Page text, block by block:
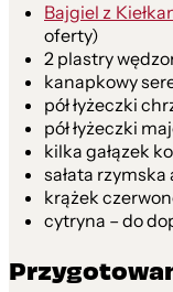
Bajgiel z
oferty)
2 plastry
kanapkowy
pół łyżeczki
pół łyżeczki
kilka gałązek
sałata
krążek
cytryna – do